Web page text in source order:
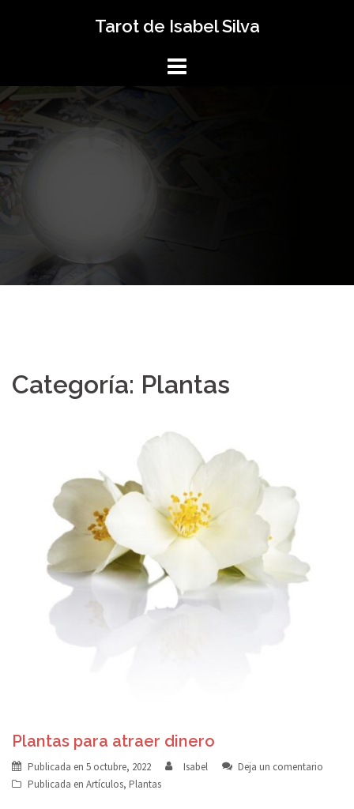
Tarot de Isabel Silva
Categoría: Plantas
Plantas para atraer dinero
Publicada en 5 octubre, 2022 Isabel
Deja un comentario
Publicada en Artículos, Plantas